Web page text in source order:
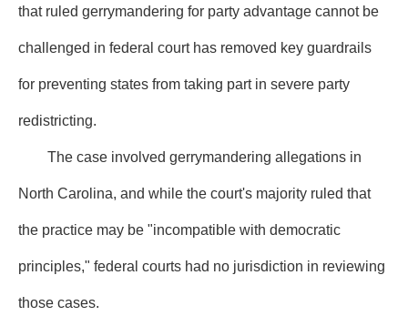
that ruled gerrymandering for party advantage cannot be
challenged in federal court has removed key guardrails
for preventing states from taking part in severe party
redistricting.
The case involved gerrymandering allegations in
North Carolina, and while the court's majority ruled that
the practice may be "incompatible with democratic
principles," federal courts had no jurisdiction in reviewing
those cases.